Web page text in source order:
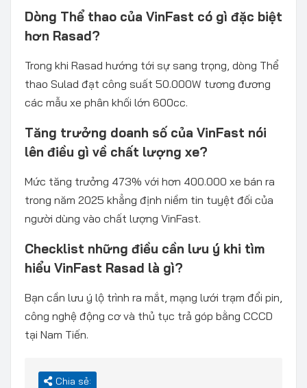
Dòng Thể thao của VinFast có gì đặc biệt
hơn Rasad?
Trong khi Rasad hướng tới sự sang trọng, dòng Thể
thao Sulad đạt công suất 50.000W tương đương
các mẫu xe phân khối lớn 600cc.
Tăng trưởng doanh số của VinFast nói
lên điều gì về chất lượng xe?
Mức tăng trưởng 473% với hơn 400.000 xe bán ra
trong năm 2025 khẳng định niềm tin tuyệt đối của
người dùng vào chất lượng VinFast.
Checklist những điều cần lưu ý khi tìm
hiểu VinFast Rasad là gì?
Bạn cần lưu ý lộ trình ra mắt, mạng lưới trạm đổi pin,
công nghệ động cơ và thủ tục trả góp bằng CCCD
tại Nam Tiến.
Chia sẻ: